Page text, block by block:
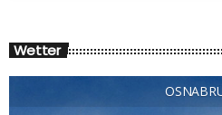
Wetter